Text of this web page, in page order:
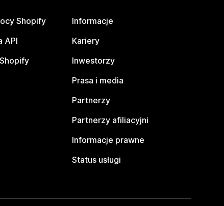
Shopify
API
Informacje
Kariery
Inwestorzy
Prasa i media
Partnerzy
Partnerzy afiliacyjni
Informacje prawne
Status usługi